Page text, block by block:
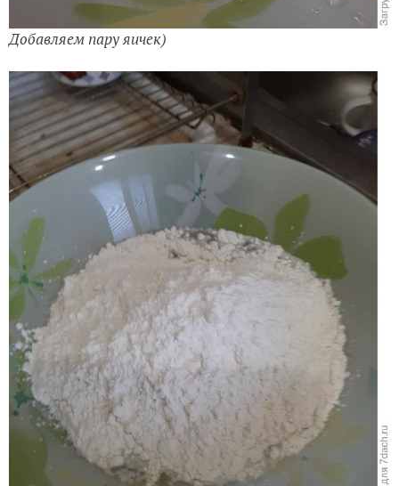
Добавляем пару яичек)